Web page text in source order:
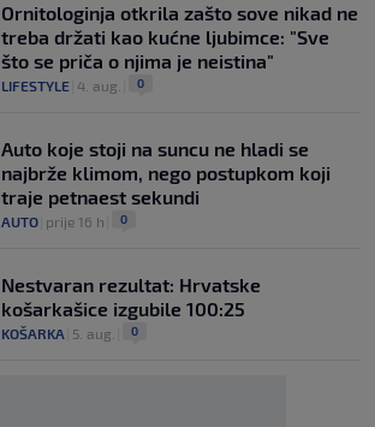
Ornitologinja otkrila zašto sove nikad ne
treba držati kao kućne ljubimce: "Sve
što se priča o njima je neistina"
LIFESTYLE 4. aug. 0
Auto koje stoji na suncu ne hladi se
najbrže klimom, nego postupkom koji
traje petnaest sekundi
AUTO prije 16 h 0
Nestvaran rezultat: Hrvatske
košarkašice izgubile 100:25
KOŠARKA 5. aug. 0